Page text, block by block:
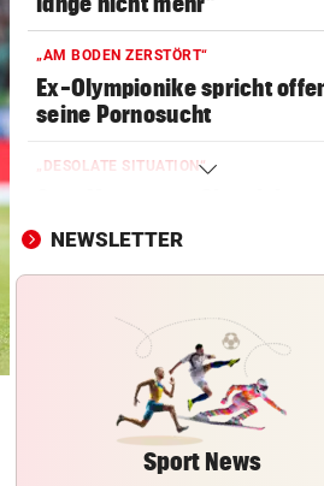
„AM BODEN ZERSTÖRT“
Ex-Olympionike spricht
seine Pornosucht
„DESOLATE SITUATION“
Südkorea entschuldigt sich
TOPSPIELERIN
WM-TEAMCHEF STINKSAUER
„Ratte“: Hat Cannavaro
Verräter im Team?
NEWSLETTER
Sport News